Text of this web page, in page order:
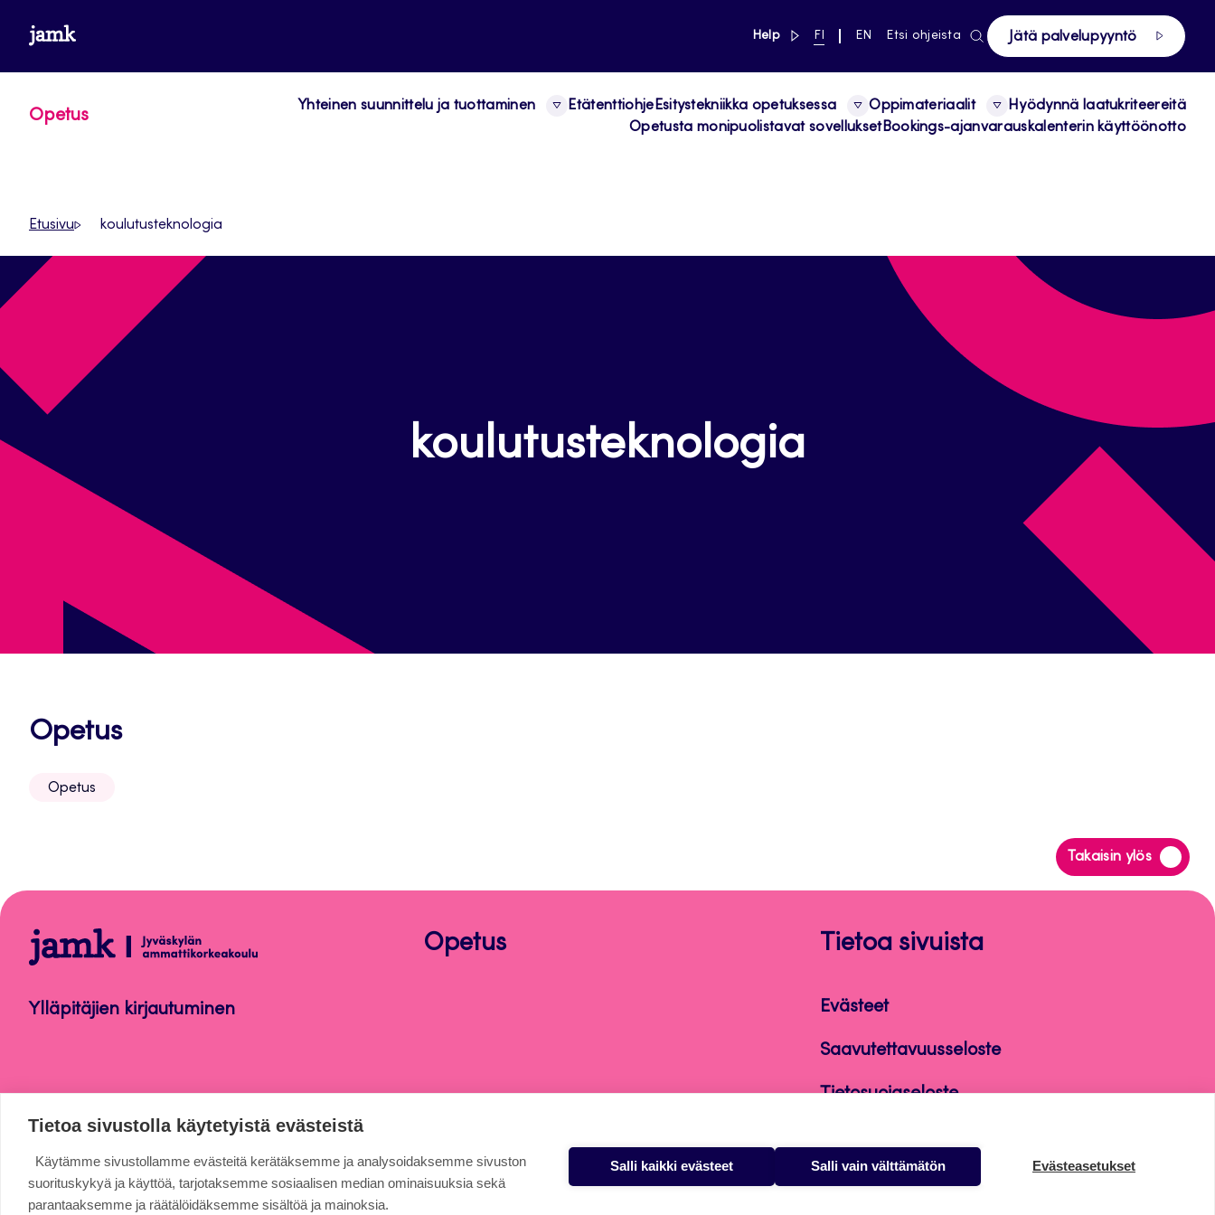
suoraan
sisältöön
www.jamk.fi Help linkki pääsivustolle
NYKYINEN
FI
VAIHDA
EN Etsi ohjeista Jätä palvelupyyntö
Opetus
Yhteinen suunnittelu ja tuottaminen Etätenttiohje Esitystekniikka opetuksessa Oppimateriaalit
Hyödynnä laatukriteereitä
Opetusta monipuolistavat sovelluksetBookings-ajanvarauskalenterin käyttöönotto
Etusivu koulutusteknologia
koulutusteknologia
OpetusAvautuu
Opetus
Takaisin ylös
Siirry
takaisin
Opetus
Ylläpitäjien kirjautuminen
Opetus Tietoa sivuista
Evästeet
Saavutettavuusseloste
Tietosuojaseloste
Tietoa sivustolla käytetyistä evästeistä
Käytämme sivustollamme evästeitä kerätäksemme ja analysoidaksemme sivuston
suorituskykyä ja käyttöä, tarjotaksemme sosiaalisen median ominaisuuksia sekä
parantaaksemme ja räätälöidäksemme sisältöä ja mainoksia.
Salli kaikki evästeet Salli vain välttämätön Evästeasetukset